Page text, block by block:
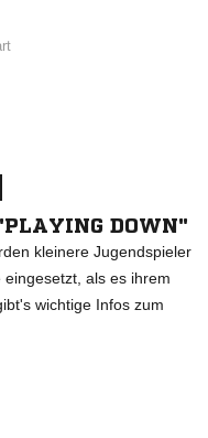
DOWN"
kleinere Jugendspieler
als es ihrem
wichtige Infos zum